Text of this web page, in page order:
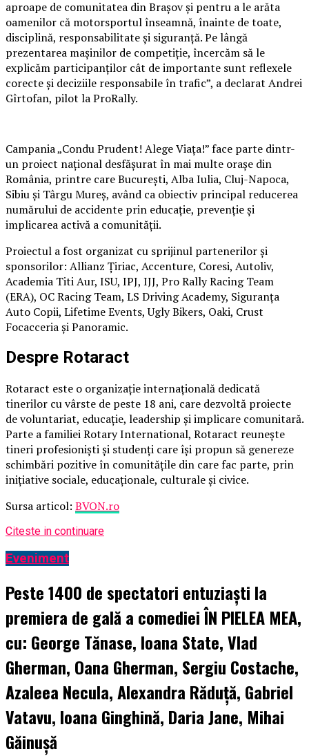
aproape de comunitatea din Brașov și pentru a le arăta
oamenilor că motorsportul înseamnă, înainte de toate,
disciplină, responsabilitate și siguranță. Pe lângă
prezentarea mașinilor de competiție, încercăm să le
explicăm participanților cât de importante sunt reflexele
corecte și deciziile responsabile în trafic”, a declarat Andrei
Gîrtofan, pilot la ProRally.
Campania „Condu Prudent! Alege Viața!” face parte dintr-
un proiect național desfășurat în mai multe orașe din
România, printre care București, Alba Iulia, Cluj-Napoca,
Sibiu și Târgu Mureș, având ca obiectiv principal reducerea
numărului de accidente prin educație, prevenție și
implicarea activă a comunității.
Proiectul a fost organizat cu sprijinul partenerilor și
sponsorilor: Allianz Țiriac, Accenture, Coresi, Autoliv,
Academia Titi Aur, ISU, IPJ, IJJ, Pro Rally Racing Team
(ERA), OC Racing Team, LS Driving Academy, Siguranța
Auto Copii, Lifetime Events, Ugly Bikers, Oaki, Crust
Focacceria și Panoramic.
Despre Rotaract
Rotaract este o organizație internațională dedicată
tinerilor cu vârste de peste 18 ani, care dezvoltă proiecte
de voluntariat, educație, leadership și implicare comunitară.
Parte a familiei Rotary International, Rotaract reunește
tineri profesioniști și studenți care își propun să genereze
schimbări pozitive în comunitățile din care fac parte, prin
inițiative sociale, educaționale, culturale și civice.
Sursa articol: BVON.ro
Citeste in continuare
Eveniment
Peste 1400 de spectatori entuziaști la
premiera de gală a comediei ÎN PIELEA MEA,
cu: George Tănase, Ioana State, Vlad
Gherman, Oana Gherman, Sergiu Costache,
Azaleea Necula, Alexandra Răduță, Gabriel
Vatavu, Ioana Ginghină, Daria Jane, Mihai
Găinușă